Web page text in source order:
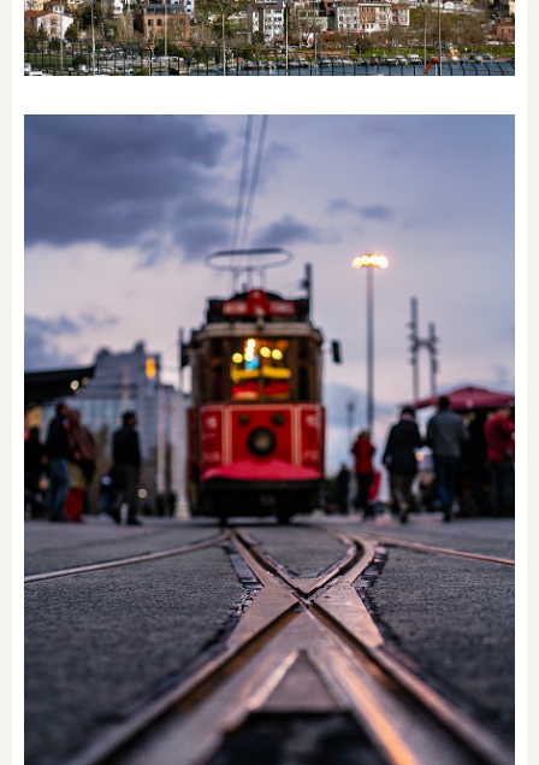
SEMTI KEŞFET
Şişli / Bomonti
SEMTI KEŞFET